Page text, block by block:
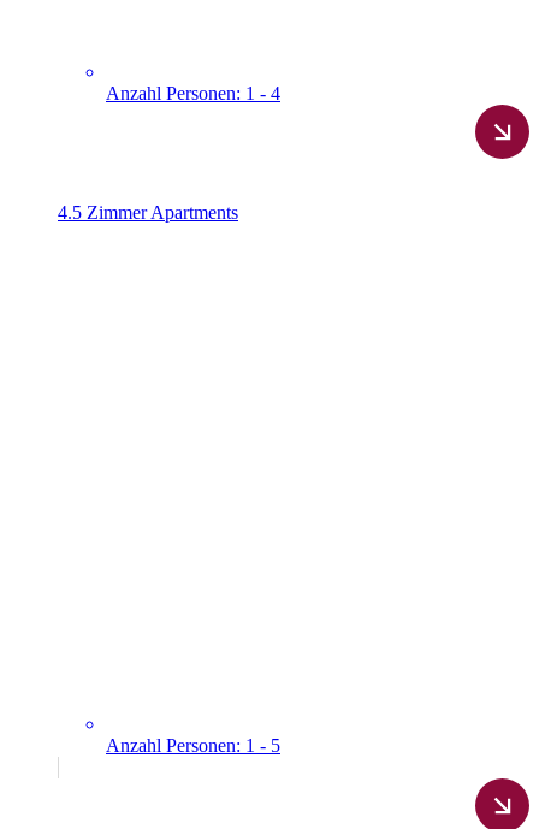
Anzahl Personen: 1 - 4
4.5 Zimmer Apartments​
Anzahl Personen: 1 - 5